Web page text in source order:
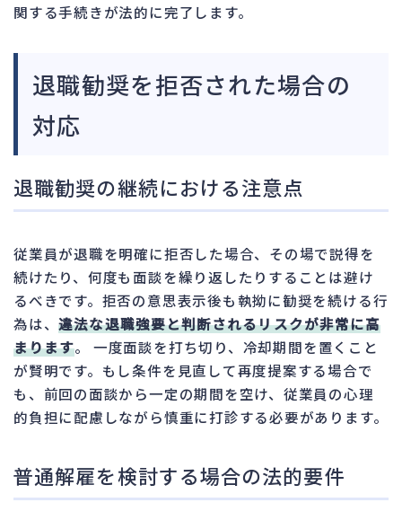
関する手続きが法的に完了します。
退職勧奨を拒否された場合の
対応
退職勧奨の継続における注意点
従業員が退職を明確に拒否した場合、その場で説得を
続けたり、何度も面談を繰り返したりすることは避け
るべきです。拒否の意思表示後も執拗に勧奨を続ける行
為は、違法な退職強要と判断されるリスクが非常に高
まります。 一度面談を打ち切り、冷却期間を置くこと
が賢明です。もし条件を見直して再度提案する場合で
も、前回の面談から一定の期間を空け、従業員の心理
的負担に配慮しながら慎重に打診する必要があります。
普通解雇を検討する場合の法的要件